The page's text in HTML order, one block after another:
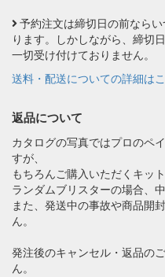
予約注文は締切日の前なら
ります。しかしながら、締切
一切受け付けておりません。
送料・配送についての詳細は
返品について
カタログの写真ではプロのペ
すが、
もちろんご購入いただくキッ
ランダムブリスターの場合、
また、発送中の事故や商品開
ん。
発注後のキャンセル・返品の
ん。